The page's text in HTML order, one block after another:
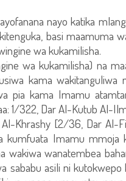
nayo katika
basi maamuma
wa kukamilisha.
wa kukamilisha) na
kama wakitanguliwa
pia kama Imamu
1/322, Dar Al-Kutub Al-
Khrashy [2/36, Dar Al-
kumfuata Imamu mmoja
wakiwa wanatembea
sababu asili ni kutokwepo